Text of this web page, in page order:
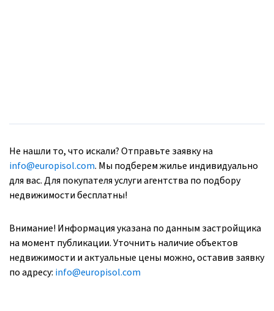
Не нашли то, что искали? Отправьте заявку на
info@europisol.com. Мы подберем жилье индивидуально
для вас. Для покупателя услуги агентства по подбору
недвижимости бесплатны!
Внимание! Информация указана по данным застройщика
на момент публикации. Уточнить наличие объектов
недвижимости и актуальные цены можно, оставив заявку
по адресу: info@europisol.com